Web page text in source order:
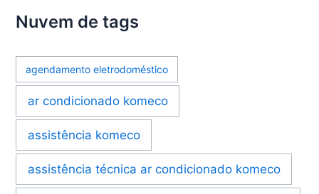
Nuvem de tags
agendamento eletrodoméstico
ar condicionado komeco
assistência komeco
assistência técnica ar condicionado komeco